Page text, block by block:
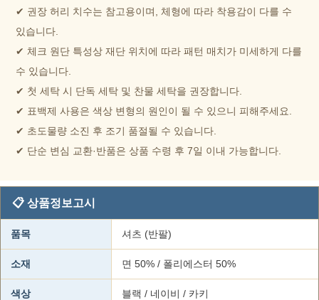
✔ 권장 허리 치수는 참고용이며, 체형에 따라 착용감이 다를 수
있습니다.
✔ 체크 원단 특성상 재단 위치에 따라 패턴 매치가 미세하게 다를
수 있습니다.
✔ 첫 세탁 시 단독 세탁 및 찬물 세탁을 권장합니다.
✔ 표백제 사용은 색상 변형의 원인이 될 수 있으니 피해주세요.
✔ 초도물량 소진 후 조기 품절될 수 있습니다.
✔ 단순 변심 교환·반품은 상품 수령 후 7일 이내 가능합니다.
📋 상품정보고시
품목 셔츠 (반팔)
소재 면 50% / 폴리에스터 50%
색상 블랙 / 네이비 / 카키